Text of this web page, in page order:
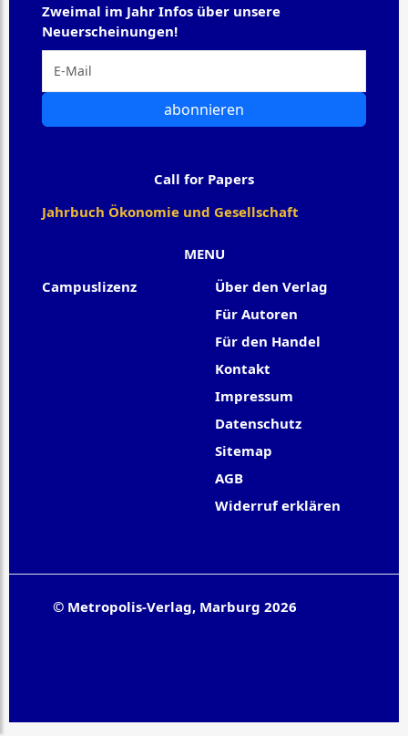
MENU
Campuslizenz
Über den Verlag
Für Autoren
Für den Handel
Kontakt
Impressum
Datenschutz
Sitemap
AGB
Widerruf erklären
Zweimal im Jahr Infos über unsere
Neuerscheinungen!
abonnieren
Call for Papers
Jahrbuch Ökonomie und Gesellschaft
© Metropolis-Verlag, Marburg 2026